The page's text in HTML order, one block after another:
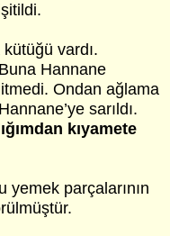
vardı.
Hannane
Ondan ağlama
sarıldı.
kıyamete
yemek parçalarının